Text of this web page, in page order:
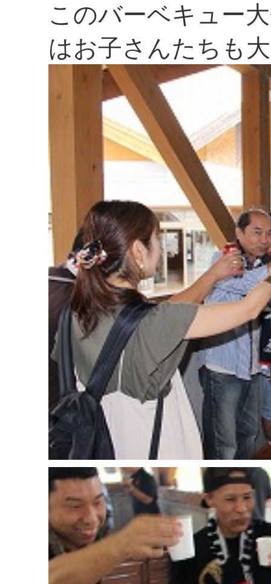
このバーベキュー
はお子さんたちも